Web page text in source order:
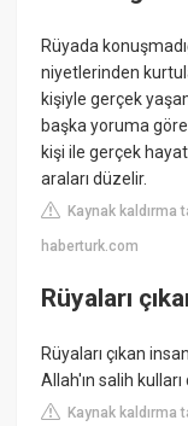
Rüyada
niyetlerinden
kişiyle gerçek
başka yoruma
kişi ile gerçek
araları düzelir.
Kaynak kaldırma
haberturk.com
Rüyaları
Rüyaları çıkan
Allah'ın salih
Kaynak kaldırma